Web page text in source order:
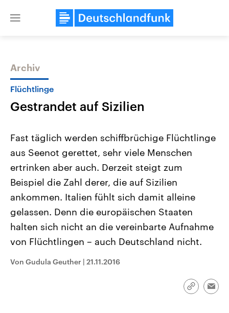
Close
Themen
Landtagswahl Sachsen-Anhalt
2026
Alle Informationen
Sachsen-Anhalt wählt am 6.
September 2026 einen neuen
Landtag. Seit 2021 wird das
Bundesland von einer Koalition aus
Umfragen, Prognosen,
und Hintergründe zu den Parteien
und Kandidaten der anstehenden
USA
Aktuelle Beiträge,
Hintergründe
Wirtschaftlich und
gehören die Vereinigten
mit großem Einfluss auf
Sendungen Programm
Archiv
Flüchtlinge
Gestrandet auf Sizilien
Fast täglich werden schiffbrüchige Flüchtlinge
aus Seenot gerettet, sehr viele Menschen
ertrinken aber auch. Derzeit steigt zum
Beispiel die Zahl derer, die auf Sizilien
ankommen. Italien fühlt sich damit alleine
gelassen. Denn die europäischen Staaten
halten sich nicht an die vereinbarte Aufnahme
von Flüchtlingen – auch Deutschland nicht.
Von Gudula Geuther | 21.11.2016
Link